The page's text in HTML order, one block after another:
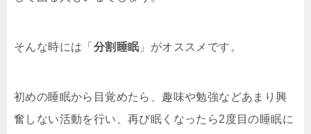
そんな時には「 分割睡眠」がオススメです。
初めの睡眠から目覚めたら、趣味や勉強などあまり興
奮しない活動を行い、再び眠くなったら2度目の睡眠に